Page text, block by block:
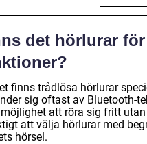
det hörlurar
finns trådlösa hörlurar
sig oftast av Bluetooth-
att röra sig fritt
att välja hörlurar med
hörsel.